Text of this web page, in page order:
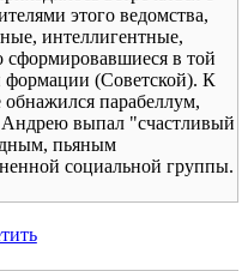
этого ведомства,
интеллигентные,
сформировавшиеся в той
формации (Советской). К
парабеллум,
Андрею выпал "счастливый
пьяным
социальной группы.